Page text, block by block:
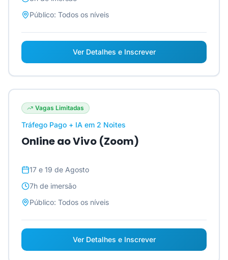
Público: Todos os níveis
Ver Detalhes e Inscrever
Vagas Limitadas
Tráfego Pago + IA em 2 Noites
Online ao Vivo (Zoom)
17 e 19 de Agosto
7h de imersão
Público: Todos os níveis
Ver Detalhes e Inscrever